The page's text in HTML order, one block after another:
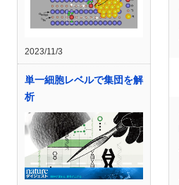
2023/11/3
単一細胞レベルで集団を解
析